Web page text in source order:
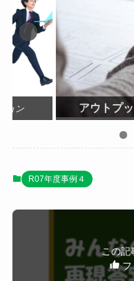
ョン アウトプ
R07年度事例４
この記
フ